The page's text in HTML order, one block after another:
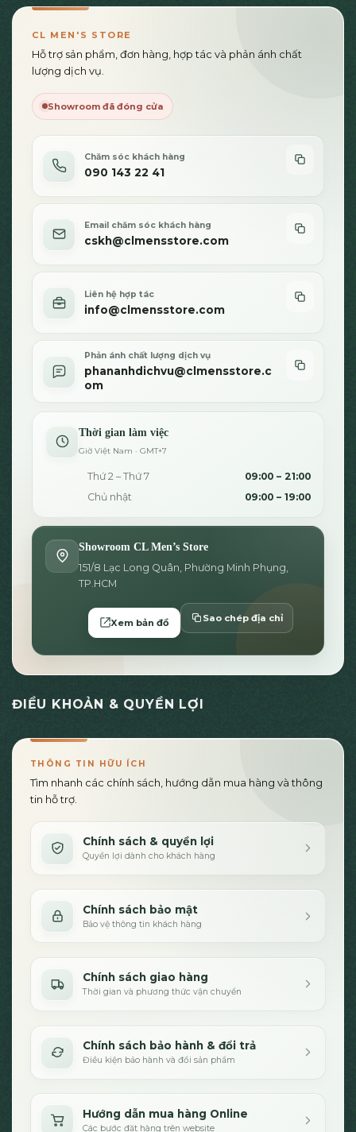
CL MEN'S STORE
Hỗ trợ sản phẩm, đơn hàng, hợp tác và phản ánh chất
lượng dịch vụ.
Showroom đã đóng cửa
Chăm sóc khách hàng
090 143 22 41
Email chăm sóc khách hàng
cskh@clmensstore.com
Liên hệ hợp tác
info@clmensstore.com
Phản ánh chất lượng dịch vụ
phananhdichvu@clmensstore.c
om
Thời gian làm việc
Giờ Việt Nam · GMT+7
Thứ 2 – Thứ 7
09:00 – 21:00
Chủ nhật
09:00 – 19:00
Showroom CL Men’s Store
151/8 Lạc Long Quân, Phường Minh Phụng,
TP.HCM
Xem bản đồ Sao chép địa chỉ
ĐIỀU KHOẢN & QUYỀN LỢI
THÔNG TIN HỮU ÍCH
Tìm nhanh các chính sách, hướng dẫn mua hàng và thông
tin hỗ trợ.
Chính sách & quyền lợi
Quyền lợi dành cho khách hàng
Chính sách bảo mật
Bảo vệ thông tin khách hàng
Chính sách giao hàng
Thời gian và phương thức vận chuyển
Chính sách bảo hành & đổi trả
Điều kiện bảo hành và đổi sản phẩm
Hướng dẫn mua hàng Online
Các bước đặt hàng trên website